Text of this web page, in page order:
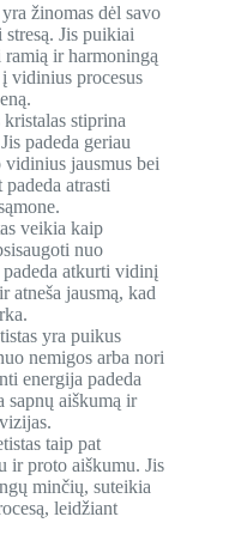
žinomas dėl savo
Jis puikiai
ir harmoningą
vidinius procesus
kristalas stiprina
padeda geriau
jausmus bei
atrasti
veikia kaip
nuo
atkurti vidinį
atneša jausmą, kad
yra puikus
nemigos arba nori
energija padeda
sapnų aiškumą ir
taip pat
ir proto aiškumu. Jis
minčių, suteikia
leidžiant